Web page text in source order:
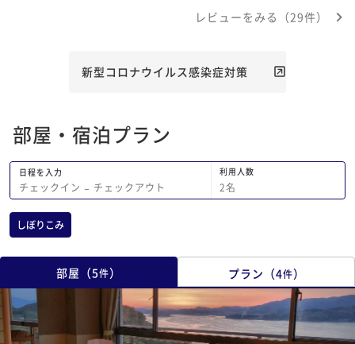
で、せめてエレベーターが欲しいです。
おり娘達が喜んでいました。 また行き
た。とても可愛くて
ら、行きたい！と言
レビューをみる（29件）
新型コロナウイルス感染症対策
部屋・宿泊プラン
日程を入力
チェックイン − チェックアウト
利用人数
2名
しぼりこみ
部屋 （5件） プラン （4件）